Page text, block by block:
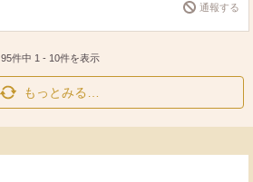
通報する
95件中 1 - 10件を表示
もっとみる…